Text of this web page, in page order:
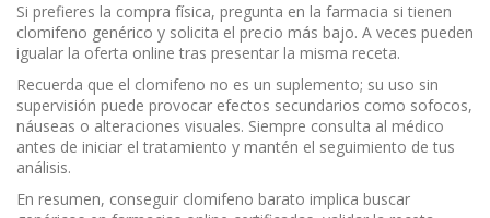
Si prefieres la compra física, pregunta en la farmacia si tienen
clomifeno genérico y solicita el precio más bajo. A veces pueden
igualar la oferta online tras presentar la misma receta.
Recuerda que el clomifeno no es un suplemento; su uso sin
supervisión puede provocar efectos secundarios como sofocos,
náuseas o alteraciones visuales. Siempre consulta al médico
antes de iniciar el tratamiento y mantén el seguimiento de tus
análisis.
En resumen, conseguir clomifeno barato implica buscar